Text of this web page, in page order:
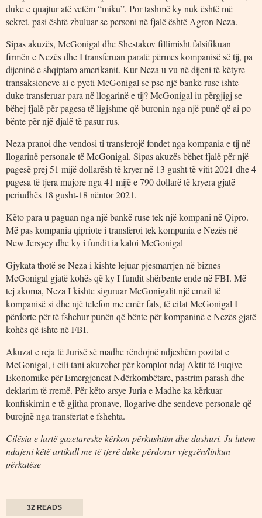
duke e quajtur atë vetëm “miku”. Por tashmë ky nuk është më
sekret, pasi është zbuluar se personi në fjalë është Agron Neza.
Sipas akuzës, McGonigal dhe Shestakov fillimisht falsifikuan
firmën e Nezës dhe I transferuan paratë përmes kompanisë së tij, pa
dijeninë e shqiptaro amerikanit. Kur Neza u vu në dijeni të këtyre
transaksioneve ai e pyeti McGonigal se pse një bankë ruse ishte
duke transferuar para në llogarinë e tij? McGonigal iu përgjigj se
bëhej fjalë për pagesa të ligjshme që buronin nga një punë që ai po
bënte për një djalë të pasur rus.
Neza pranoi dhe vendosi ti transferojë fondet nga kompania e tij në
llogarinë personale të McGonigal. Sipas akuzës bëhet fjalë për një
pagesë prej 51 mijë dollarësh të kryer në 13 gusht të vitit 2021 dhe 4
pagesa të tjera mujore nga 41 mijë e 790 dollarë të kryera gjatë
periudhës 18 gusht-18 nëntor 2021.
Këto para u paguan nga një bankë ruse tek një kompani në Qipro.
Më pas kompania qipriote i transferoi tek kompania e Nezës në
New Jersyey dhe ky i fundit ia kaloi McGonigal
Gjykata thotë se Neza i kishte lejuar pjesmarrjen në biznes
McGonigal gjatë kohës që ky I fundit shërbente ende në FBI. Më
tej akoma, Neza I kishte siguruar McGonigalit një email të
kompanisë si dhe një telefon me emër fals, të cilat McGonigal I
përdorte për të fshehur punën që bënte për kompaninë e Nezës gjatë
kohës që ishte në FBI.
Akuzat e reja të Jurisë së madhe rëndojnë ndjeshëm pozitat e
McGonigal, i cili tani akuzohet për komplot ndaj Aktit të Fuqive
Ekonomike për Emergjencat Ndërkombëtare, pastrim parash dhe
deklarim të rremë. Për këto arsye Juria e Madhe ka kërkuar
konfiskimin e të gjitha pronave, llogarive dhe sendeve personale që
burojnë nga transfertat e fshehta.
Cilësia e lartë gazetareske kërkon përkushtim dhe dashuri. Ju lutem
ndajeni këtë artikull me të tjerë duke përdorur vjegzën/linkun
përkatëse
32 READS